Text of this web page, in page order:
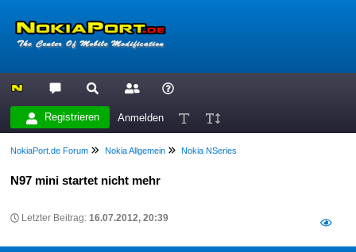
Registrieren Anmelden
NokiaPort.de Forum Nokia Allgemein Nokia NSeries
N97 mini startet nicht mehr
Letzter Beitrag: 16.07.2012, 20:39